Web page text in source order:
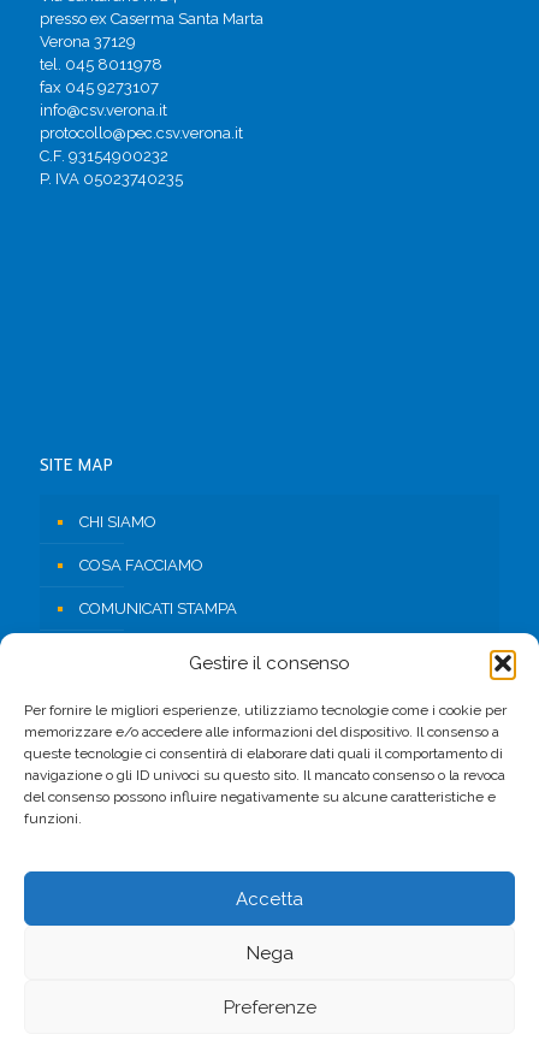
Gestire il consenso
Per fornire le migliori esperienze, utilizziamo tecnologie come i cookie per
memorizzare e/o accedere alle informazioni del dispositivo. Il consenso a
queste tecnologie ci consentirà di elaborare dati quali il comportamento di
navigazione o gli ID univoci su questo sito. Il mancato consenso o la revoca
del consenso possono influire negativamente su alcune caratteristiche e
funzioni.
Accetta
Nega
Preferenze
presso ex Caserma Santa Marta
Verona 37129
tel. 045 8011978
fax 045 9273107
info@csv.verona.it
protocollo@pec.csv.verona.it
C.F. 93154900232
P. IVA 05023740235
SITE MAP
CHI SIAMO
COSA FACCIAMO
COMUNICATI STAMPA
AREA RISERVATA
FACEBOOK